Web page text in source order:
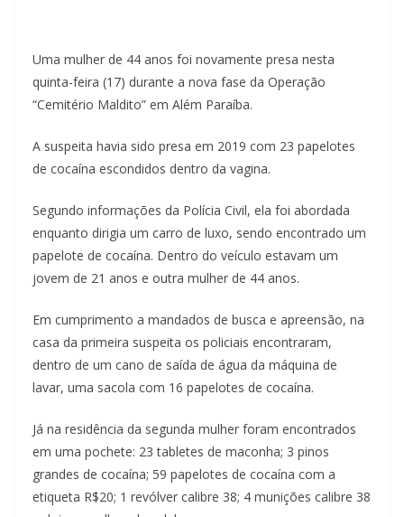
Uma mulher de 44 anos foi novamente presa nesta
quinta-feira (17) durante a nova fase da Operação
“Cemitério Maldito” em Além Paraíba.
A suspeita havia sido presa em 2019 com 23 papelotes
de cocaína escondidos dentro da vagina.
Segundo informações da Polícia Civil, ela foi abordada
enquanto dirigia um carro de luxo, sendo encontrado um
papelote de cocaína. Dentro do veículo estavam um
jovem de 21 anos e outra mulher de 44 anos.
Em cumprimento a mandados de busca e apreensão, na
casa da primeira suspeita os policiais encontraram,
dentro de um cano de saída de água da máquina de
lavar, uma sacola com 16 papelotes de cocaína.
Já na residência da segunda mulher foram encontrados
em uma pochete: 23 tabletes de maconha; 3 pinos
grandes de cocaína; 59 papelotes de cocaína com a
etiqueta R$20; 1 revólver calibre 38; 4 munições calibre 38